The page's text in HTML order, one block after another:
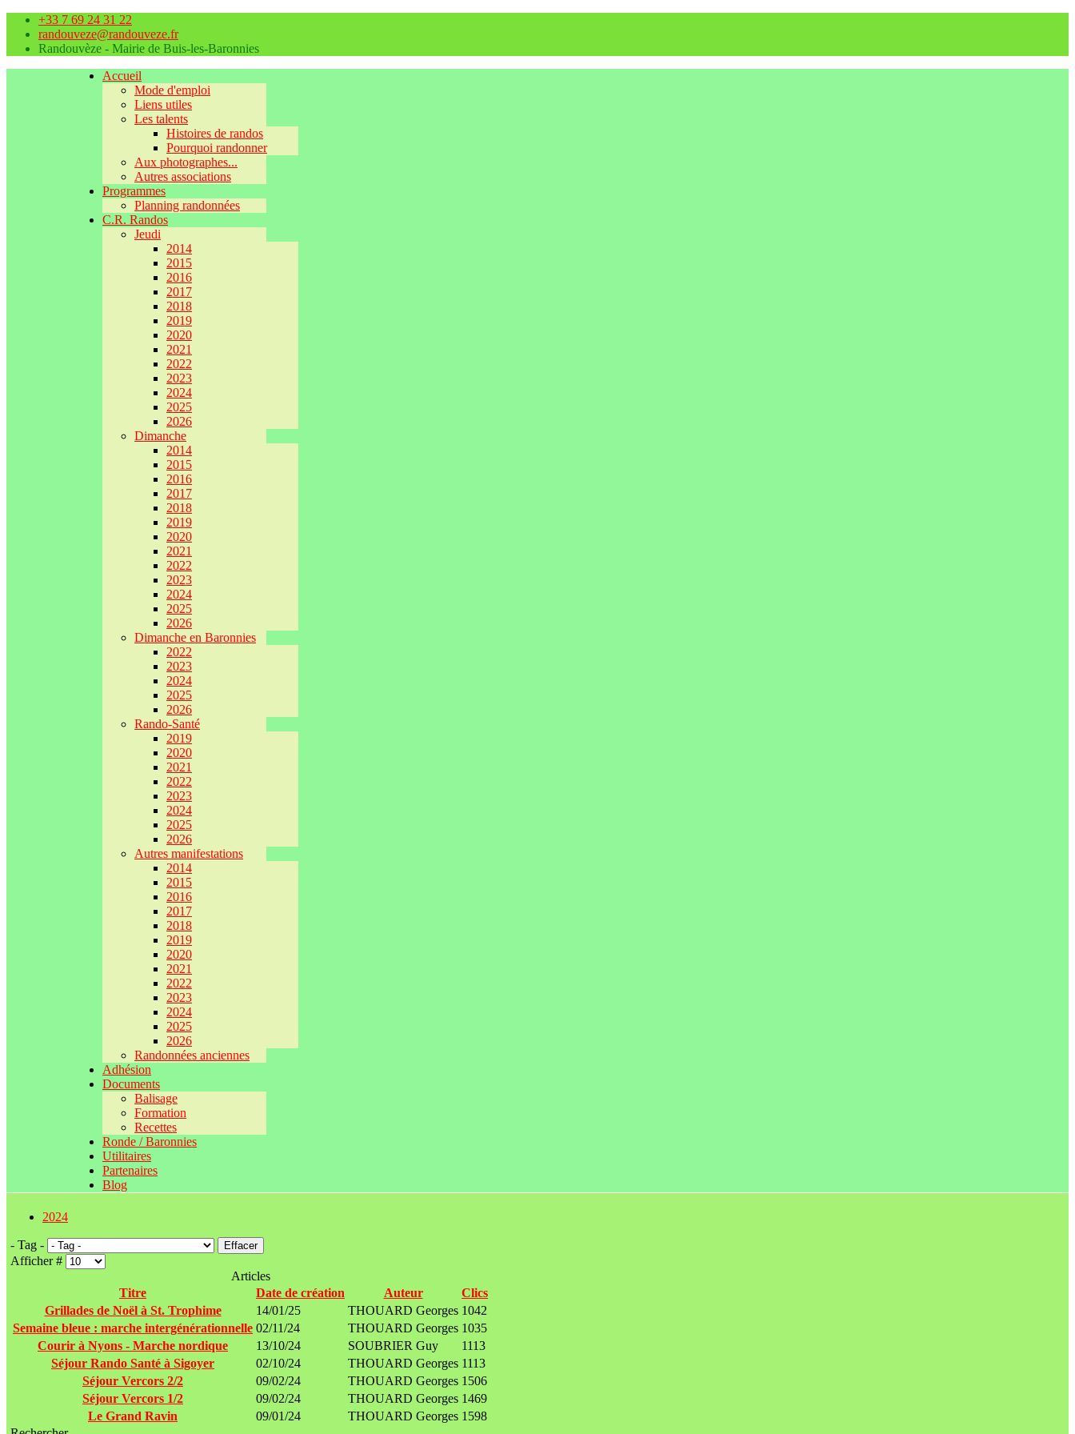
+33 7 69 24 31 22
randouveze@randouveze.fr
Randouvèze - Mairie de Buis-les-Baronnies
Accueil
Mode d'emploi
Liens utiles
Les talents
Histoires de randos
Pourquoi randonner
Aux photographes...
Autres associations
Programmes
Planning randonnées
C.R. Randos
Jeudi
2014
2015
2016
2017
2018
2019
2020
2021
2022
2023
2024
2025
2026
Dimanche
2014
2015
2016
2017
2018
2019
2020
2021
2022
2023
2024
2025
2026
Dimanche en Baronnies
2022
2023
2024
2025
2026
Rando-Santé
2019
2020
2021
2022
2023
2024
2025
2026
Autres manifestations
2014
2015
2016
2017
2018
2019
2020
2021
2022
2023
2024
2025
2026
Randonnées anciennes
Adhésion
Documents
Balisage
Formation
Recettes
Ronde / Baronnies
Utilitaires
Partenaires
Blog
2024
- Tag - Effacer
Afficher #
Articles
Titre
Date de création Auteur
Clics
Grillades de Noël à St. Trophime
14/01/25 THOUARD Georges 1042
Semaine bleue : marche intergénérationnelle 02/11/24 THOUARD Georges 1035
Courir à Nyons - Marche nordique
13/10/24 SOUBRIER Guy
1113
Séjour Rando Santé à Sigoyer
02/10/24 THOUARD Georges 1113
Séjour Vercors 2/2
09/02/24 THOUARD Georges 1506
Séjour Vercors 1/2
09/02/24 THOUARD Georges 1469
Le Grand Ravin
09/01/24 THOUARD Georges 1598